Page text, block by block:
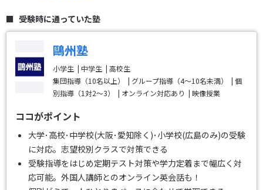
受験時に通っていた塾
鷗州塾
小学生 中学生
高校生
集団指導（10名以上）
グループ指導（4～10名未満）
個
別指導（1対2～3）
オンライン対応あり 映像授業
ココがポイント
大学･高校･中学校(大阪･愛知除く)･小学校(広島のみ)の受験
に対応。志望校別クラスで対策できる
受験指導をはじめ定期テスト対策や学力定着まで幅広く対
応可能。外国人講師とのオンライン英会話も！